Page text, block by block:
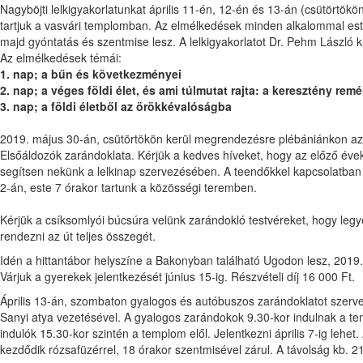
Nagyböjti lelkigyakorlatunkat április 11-én, 12-én és 13-án
tartjuk a vasvári templomban. Az elmélkedések minden alkalommal
majd gyóntatás és szentmise lesz. A lelkigyakorlatot Dr. Pehm László
Az elmélkedések témái:
1. nap; a bűn és következményei
2. nap; a véges földi élet, és ami túlmutat rajta: a keresztény
3. nap; a földi életből az örökkévalóságba
2019. május 30-án, csütörtökön kerül megrendezésre plébániánkon
Elsőáldozók zarándoklata. Kérjük a kedves híveket, hogy az előző
segítsen nekünk a lelkinap szervezésében. A teendőkkel
2-án, este 7 órakor tartunk a közösségi teremben.
Kérjük a csíksomlyói búcsúra velünk zarándokló testvéreket, hogy
rendezni az út teljes összegét.
Idén a hittantábor helyszíne a Bakonyban található Ugodon lesz,
Várjuk a gyerekek jelentkezését június 15-ig. Részvételi díj 16 000 Ft.
Április 13-án, szombaton gyalogos és autóbuszos zarándoklatot
Sanyi atya vezetésével. A gyalogos zarándokok 9.30-kor indulnak a
indulók 15.30-kor szintén a templom elől. Jelentkezni április 7-ig
kezdődik rózsafüzérrel, 18 órakor szentmisével zárul. A távolság kb.